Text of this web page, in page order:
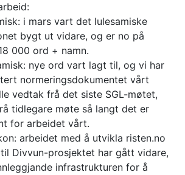
i mars vart det lulesamiske
bygt ut vidare, og er no på
000 ord + namn.
nye ord vart lagt til, og vi har
normeringsdokumentet vårt
vedtak frå det siste SGL-møtet,
tidlegare møte så langt det er
for arbeidet vårt.
arbeidet med å utvikla risten.no
Divvun-prosjektet har gått vidare,
infrastrukturen for å